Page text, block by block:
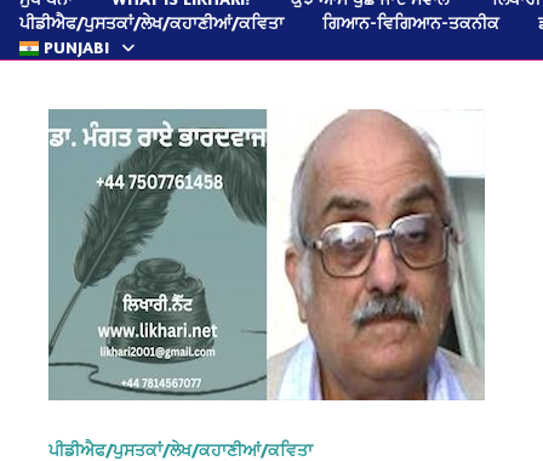
ਪੀਡੀਐਫ/ਪੁਸਤਕਾਂ/ਲੇਖ/ਕਹਾਣੀਆਂ/ਕਵਿਤਾ
ਗਿਆਨ-ਵਿਗਿਆਨ-ਤਕਨੀਕ
PUNJABI
ਪੀਡੀਐਫ/ਪੁਸਤਕਾਂ/ਲੇਖ/ਕਹਾਣੀਆਂ/ਕਵਿਤਾ